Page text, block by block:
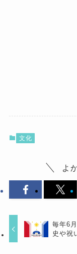
文化
よ
毎年6
史や祝